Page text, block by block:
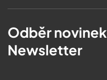
Odběr novinek
Newsletter